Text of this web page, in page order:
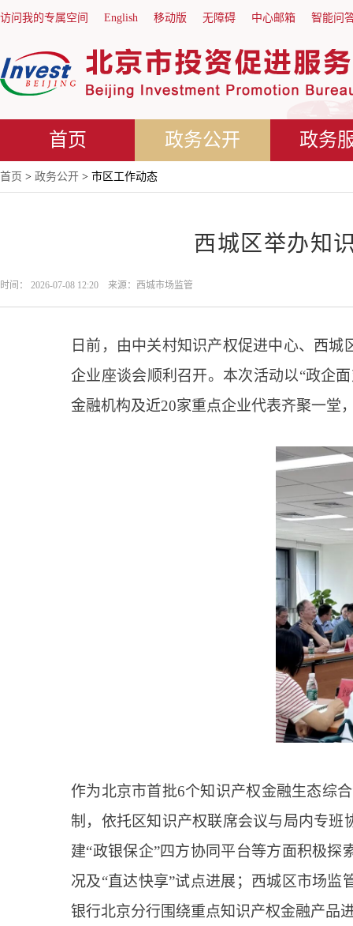
访问我的专属空间 English 移动版 无障碍 中心邮箱 智能问
首页 政务公开 政务
首页 > 政务公开 > 市区工作动态
西城区举办知
时间： 2026-07-08 12:20 来源：西城市场监管
日前，由中关村知识产权促进中心、西
企业座谈会顺利召开。本次活动以“政企
金融机构及近20家重点企业代表齐聚一堂
作为北京市首批6个知识产权金融生态综
制，依托区知识产权联席会议与局内专
建“政银保企”四方协同平台等方面积极
况及“直达快享”试点进展；西城区市场
银行北京分行围绕重点知识产权金融产品